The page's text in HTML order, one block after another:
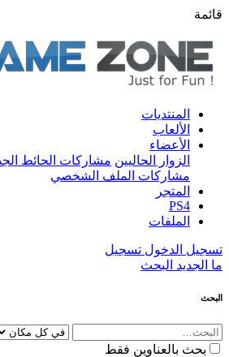
قائمة
المنتديات
الألعاب
الأعضاء
الزوار الحاليين مشاركات الحائط
مشاركات الملف الشخصي
المتجر
PS4
الملفات
تسجيل الدخول تسجيل
ما الجديد البحث
البحث
بحث بالعناوين فقط